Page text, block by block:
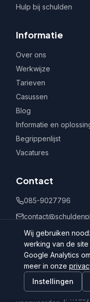
Hulp bij schulden
Informatie
Over ons
Werkwijze
Tarieven
Casussen
Blog
Informatie en
Begrippenlijst
Vacatures
Contact
085-9027796
Postbus 802, 7400
©
Algemene
|Privacy
Wij gebruiken
werking van de
Google Analytics
meer in onze
Instellingen